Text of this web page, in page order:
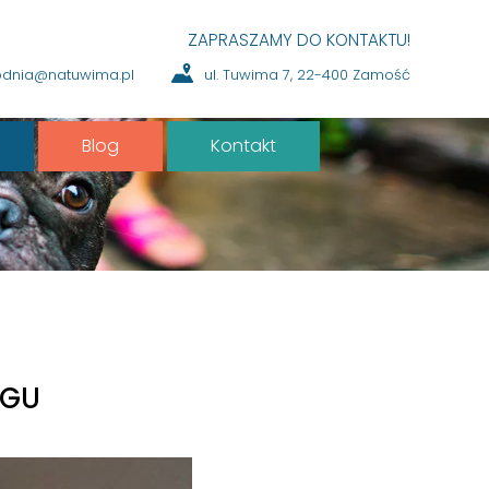
ZAPRASZAMY DO KONTAKTU!
ul. Tuwima 7, 22-400 Zamość
Blog Kontakt